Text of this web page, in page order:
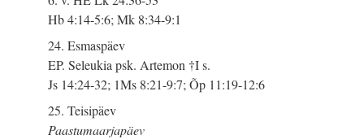
Hb 4:14-5:6; Mk 8:34-9:1
24. Esmaspäev
EP. Seleukia psk. Artemon †I s.
Js 14:24-32; 1Ms 8:21-9:7; Õp 11:19-12:6
25. Teisipäev
Paastumaarjapäev